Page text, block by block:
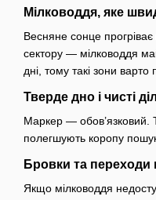
Мілководдя, яке
Весняне сонце
сектору — мілководдя
дні, тому такі зони
Тверде дно і чисті
Маркер — обов’язковий.
полегшують коропу
Бровки та переходи
Якщо мілководдя